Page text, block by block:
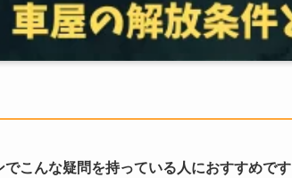
でこんな疑問を持っている人におすすめです